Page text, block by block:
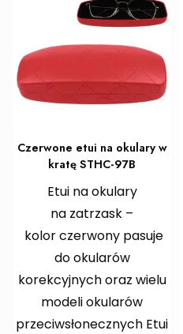
Czerwone etui na okulary w
kratę STHC-97B
Etui na okulary
na zatrzask –
kolor czerwony pasuje
do okularów
korekcyjnych oraz wielu
modeli okularów
przeciwsłonecznych Etui